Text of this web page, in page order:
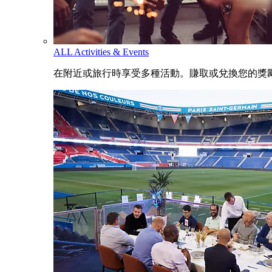
ALL Activities & Events
在附近或旅行時享受多種活動。賺取或兌換您的獎